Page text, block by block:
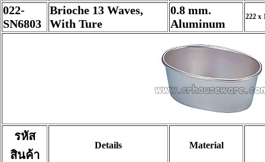
022-
SN6803
Brioche 13 Waves,
With Ture
0.8 mm.
Aluminum
222 x
รหัส
สินค้า
Details Material